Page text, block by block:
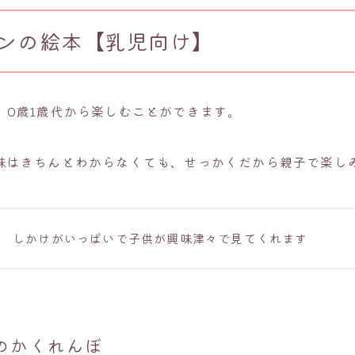
の絵本【乳児向け】
歳1歳代から楽しむことができます。
きちんとわからなくても、せっかくだから親子で楽し
しかけがいっぱいで子供が興味津々で見てくれます
かくれんぼ